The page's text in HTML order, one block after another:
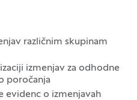
različnim skupinam
izmenjav za odhodne
poročanja
evidenc o izmenjavah